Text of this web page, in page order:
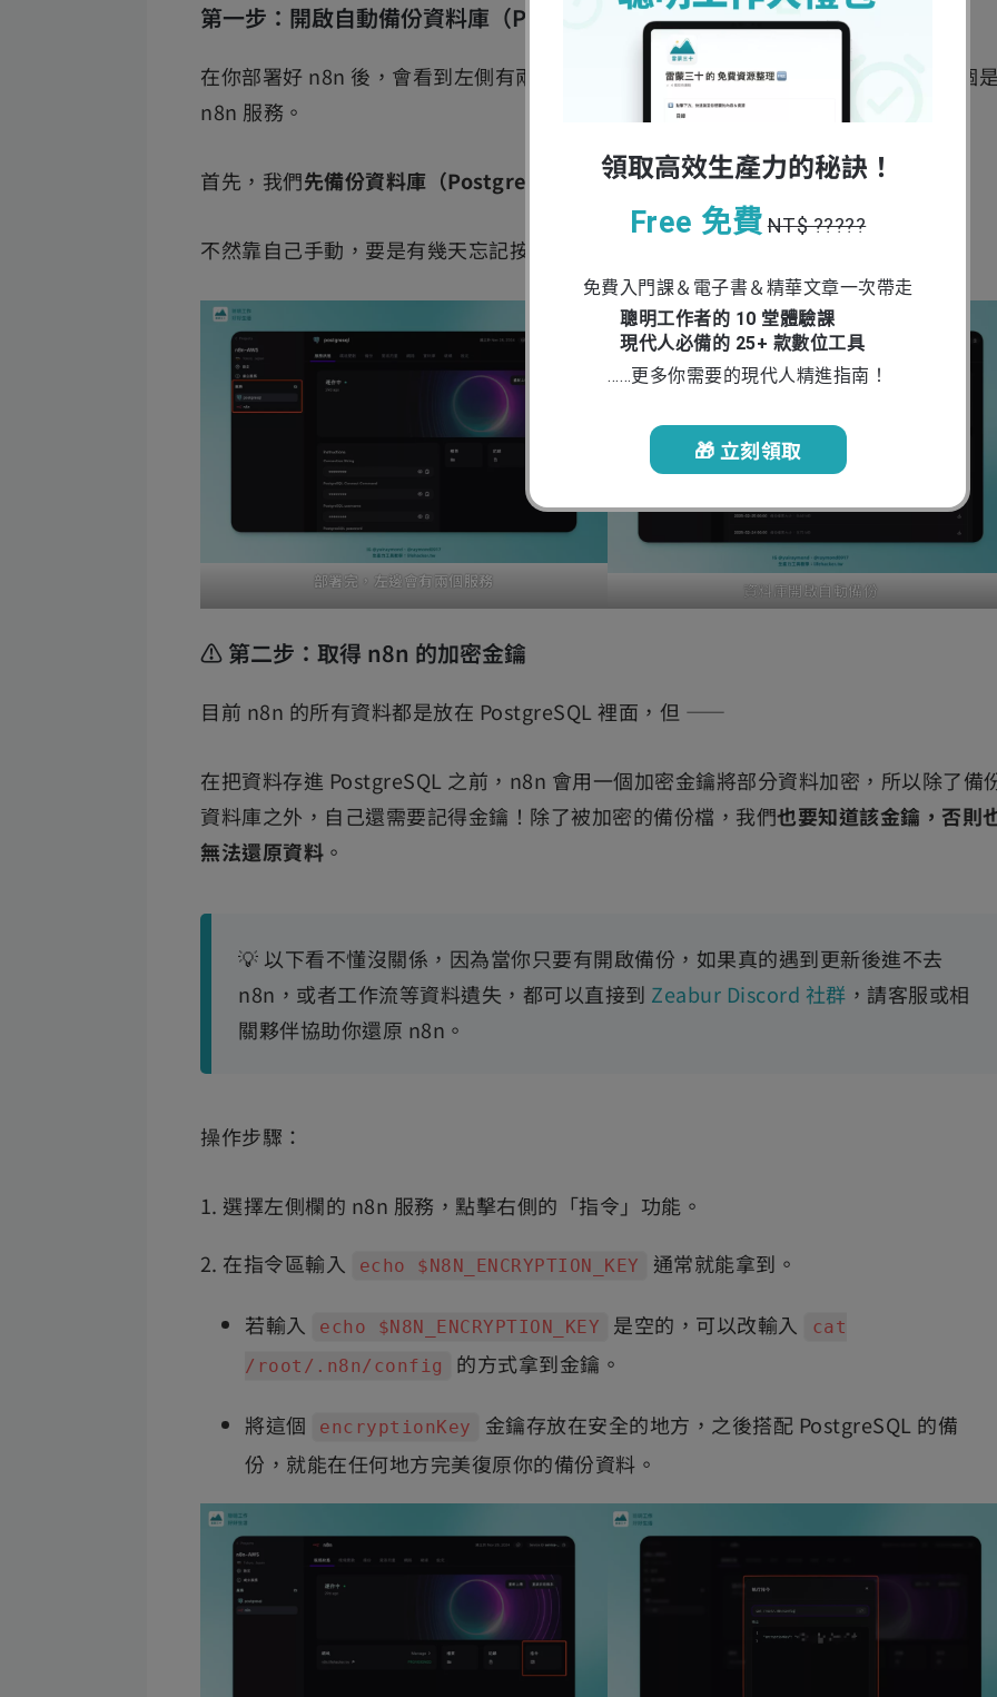
第一步：開啟自動備份資料庫（PostgreSQL）
在你部署好 n8n 後，會看到左側有兩個項目，一個是資料庫（PostgreSQL），另一個
n8n 服務。
首先，我們先備份資料庫（PostgreSQL） ，推薦可以開啟每天固定時間自動備份
不然靠自己手動，要是有幾天忘記按備份，突然壞掉的話也難以找回最新版本！
部署完，左邊會有兩個服務
資料庫開啟自動備份
⚠️ 第二步：取得 n8n 的加密金鑰
目前 n8n 的所有資料都是放在 PostgreSQL 裡面，但 ——
在把資料存進 PostgreSQL 之前，n8n 會用一個加密金鑰將部分資料加密，所以除了備
資料庫之外，自己還需要記得金鑰！除了被加密的備份檔，我們也要知道該金鑰，否則
無法還原資料 。
💡 以下看不懂沒關係，因為當你只要有開啟備份，如果真的遇到更新後進不去
n8n，或者工作流等資料遺失，都可以直接到 Zeabur Discord 社群 ，請客服或相
關夥伴協助你還原 n8n。
操作步驟：
選擇左側欄的 n8n 服務，點擊右側的「指令」功能。
在指令區輸入
echo $N8N_ENCRYPTION_KEY 通常就能拿到。
若輸入 echo $N8N_ENCRYPTION_KEY 是空的，可以改輸入
cat
/root/.n8n/config
的方式拿到金鑰。
將這個 encryptionKey
金鑰存放在安全的地方，之後搭配 PostgreSQL 的備
份，就能在任何地方完美復原你的備份資料。
領取高效生產力的秘訣！
Free 免費 NT$ ?????
免費入門課＆電子書＆精華文章一次帶走
聰明工作者的 10 堂體驗課
現代人必備的 25+ 款數位工具
……更多你需要的現代人精進指南！
🎁 立刻領取